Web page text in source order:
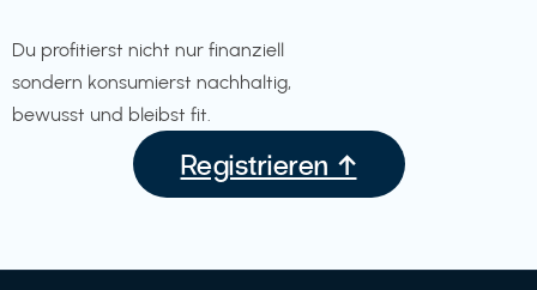
Du profitierst nicht nur finanziell
sondern konsumierst nachhaltig,
bewusst und bleibst fit.
Registrieren ↑